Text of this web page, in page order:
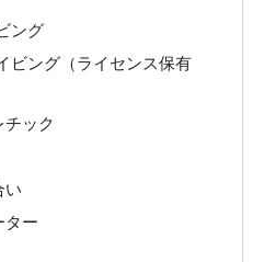
ング
ビング（ライセンス保有
ック
い
ー